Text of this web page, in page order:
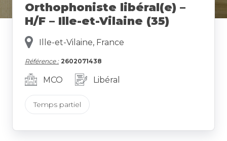
Orthophoniste libéral(e) –
H/F – Ille-et-Vilaine (35)
Ille-et-Vilaine, France
Référence : 2602071438
MCO Libéral
Temps partiel